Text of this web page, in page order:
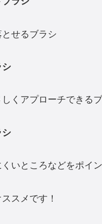
せるブラシ
シ
くアプローチできる
シ
いところなどをポイ
スメです！